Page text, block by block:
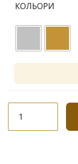
КОЛЬОРИ
Lores
"Elara"